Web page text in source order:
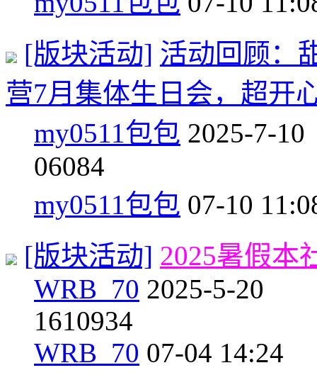
[版块活动] 活动回顾：
营7月集体生日会，超开
my0511包包 2025-7-10
06084
my0511包包 07-10
[版块活动] 2025暑假本
WRB_70 2025-5-20
1610934
WRB_70 07-04 14:24